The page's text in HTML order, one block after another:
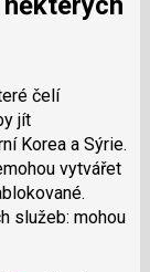
čelí
jít
Korea a Sýrie.
vytvářet
služeb: mohou